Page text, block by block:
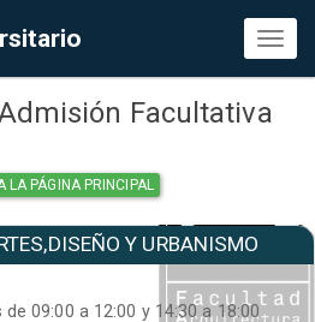
Facultativa
LA PÁGINA PRINCIPAL
Y URBANISMO
de 09:00 a 12:00 y 14:30 a 18:00